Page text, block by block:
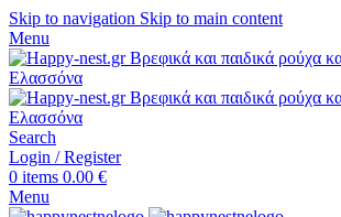
Skip to navigation Skip to main content
Menu
Search
Login / Register
0 items 0.00 €
Menu